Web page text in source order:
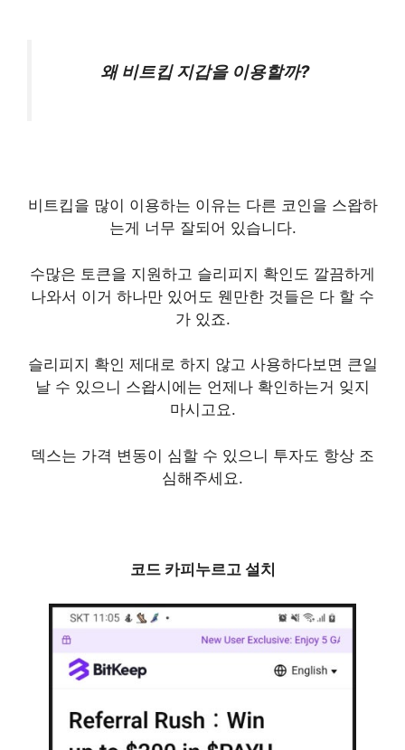
왜 비트킵 지갑을 이용할까?
비트킵을 많이 이용하는 이유는 다른 코인을 스왑하
는게 너무 잘되어 있습니다.
수많은 토큰을 지원하고 슬리피지 확인도 깔끔하게
나와서 이거 하나만 있어도 웬만한 것들은 다 할 수
가 있죠.
슬리피지 확인 제대로 하지 않고 사용하다보면 큰일
날 수 있으니 스왑시에는 언제나 확인하는거 잊지
마시고요.
덱스는 가격 변동이 심할 수 있으니 투자도 항상 조
심해주세요.
코드 카피누르고 설치